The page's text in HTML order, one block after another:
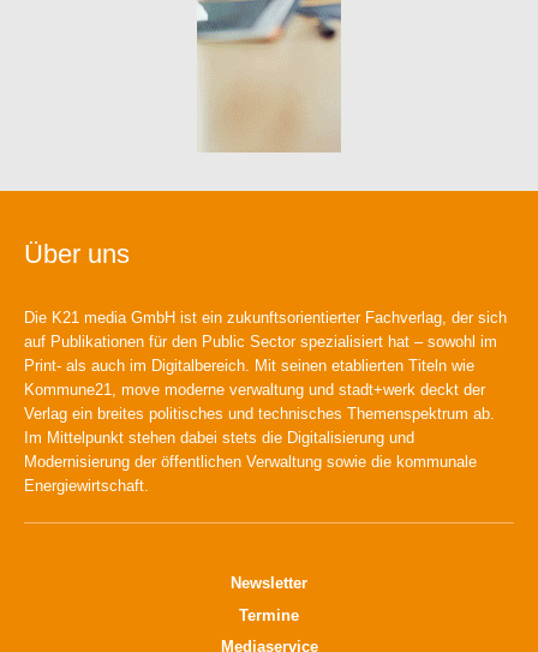
Über uns
Die K21 media GmbH ist ein zukunftsorientierter Fachverlag, der sich
auf Publikationen für den Public Sector spezialisiert hat – sowohl im
Print- als auch im Digitalbereich. Mit seinen etablierten Titeln wie
Kommune21, move moderne verwaltung und stadt+werk deckt der
Verlag ein breites politisches und technisches Themenspektrum ab.
Im Mittelpunkt stehen dabei stets die Digitalisierung und
Modernisierung der öffentlichen Verwaltung sowie die kommunale
Energiewirtschaft.
Newsletter
Termine
Mediaservice